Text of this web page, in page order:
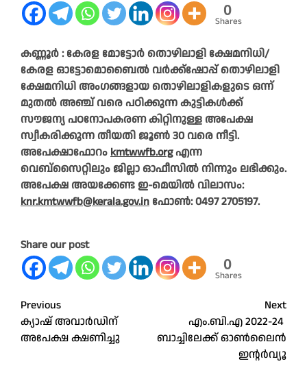
0
Shares
കണ്ണൂർ : കേരള മോട്ടോർ തൊഴിലാളി ക്ഷേമനിധി/
കേരള ഓട്ടോമൊബൈൽ വർക്ക്ഷോപ്പ് തൊഴിലാളി
ക്ഷേമനിധി അംഗങ്ങളായ തൊഴിലാളികളുടെ ഒന്ന്
മുതൽ അഞ്ച് വരെ പഠിക്കുന്ന കുട്ടികൾക്ക്
സൗജന്യ പഠനോപകരണ കിറ്റിനുള്ള അപേക്ഷ
സ്വീകരിക്കുന്ന തീയതി ജൂൺ 30 വരെ നീട്ടി.
അപേക്ഷാഫോറംkmtwwfb.orgഎന്ന
വെബ്സൈറ്റിലും ജില്ലാ ഓഫീസിൽ നിന്നും ലഭിക്കും.
അപേക്ഷ അയക്കേണ്ട ഇ-മെയിൽ വിലാസം:
knr.kmtwwfb@kerala.gov.in ഫോൺ: 0497 2705197.
Share our post
0
Shares
Post
navigation
Previous
ക്യാഷ് അവാർഡിന്
അപേക്ഷ ക്ഷണിച്ചു
Next
എം.ബി.എ 2022-24
ബാച്ചിലേക്ക് ഓൺലൈൻ
ഇന്റർവ്യൂ